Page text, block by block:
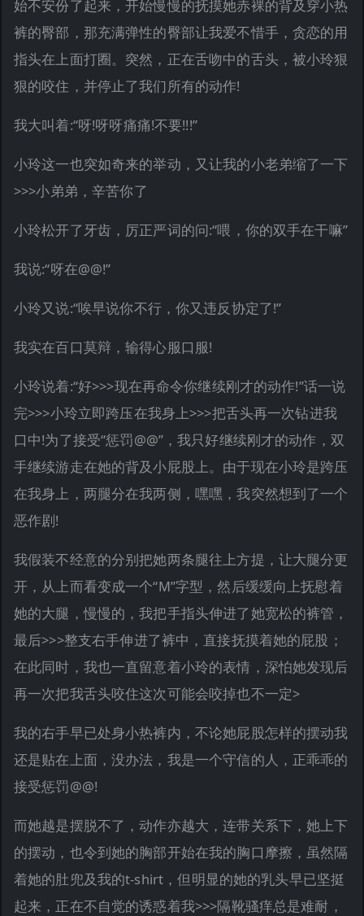
始不安份了起来，开始慢慢的抚摸她赤裸的背及穿小热
裤的臀部，那充满弹性的臀部让我爱不惜手，贪恋的用
指头在上面打圈。突然，正在舌吻中的舌头，被小玲狠
狠的咬住，并停止了我们所有的动作!
我大叫着:“呀!呀呀痛痛!不要!!!”
小玲这一也突如奇来的举动，又让我的小老弟缩了一下
>>>小弟弟，辛苦你了
小玲松开了牙齿，厉正严词的问:“喂，你的双手在干嘛”
我说:“呀在@@!”
小玲又说:“唉早说你不行，你又违反协定了!”
我实在百口莫辩，输得心服口服!
小玲说着:“好>>>现在再命令你继续刚才的动作!”话一说
完>>>小玲立即跨压在我身上>>>把舌头再一次钻进我
口中!为了接受“惩罚@@”，我只好继续刚才的动作，双
手继续游走在她的背及小屁股上。由于现在小玲是跨压
在我身上，两腿分在我两侧，嘿嘿，我突然想到了一个
恶作剧!
我假装不经意的分别把她两条腿往上方提，让大腿分更
开，从上而看变成一个“M”字型，然后缓缓向上抚慰着
她的大腿，慢慢的，我把手指头伸进了她宽松的裤管，
最后>>>整支右手伸进了裤中，直接抚摸着她的屁股；
在此同时，我也一直留意着小玲的表情，深怕她发现后
再一次把我舌头咬住这次可能会咬掉也不一定>
我的右手早已处身小热裤内，不论她屁股怎样的摆动我
还是贴在上面，没办法，我是一个守信的人，正乖乖的
接受惩罚@@!
而她越是摆脱不了，动作亦越大，连带关系下，她上下
的摆动，也令到她的胸部开始在我的胸口摩擦，虽然隔
着她的肚兜及我的t-shirt，但明显的她的乳头早已坚挺
起来，正在不自觉的诱惑着我>>>隔靴骚痒总是难耐，